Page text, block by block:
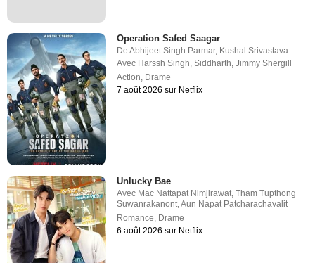
Operation Safed Saagar
DeAbhijeet Singh Parmar, Kushal Srivastava
Avec Harssh Singh ,Siddharth ,Jimmy Shergill
Action Drame
7 août 2026 sur Netflix
Unlucky Bae
Avec Mac Nattapat Nimjirawat,Tham Tupthong
Suwanrakanont,Aun Napat Patcharachavalit
Romance, Drame
6 août 2026 sur Netflix